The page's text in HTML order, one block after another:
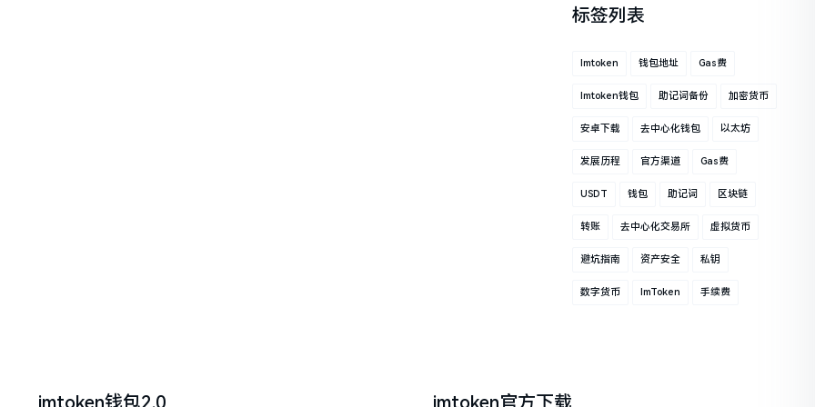
标签列表
Imtoken 钱包地址 Gas费
Imtoken钱包 助记词备份 加密货币
安卓下载 去中心化钱包 以太坊
发展历程 官方渠道 Gas费
USDT 钱包 助记词 区块链
转账 去中心化交易所 虚拟货币
避坑指南 资产安全 私钥
数字货币 ImToken 手续费